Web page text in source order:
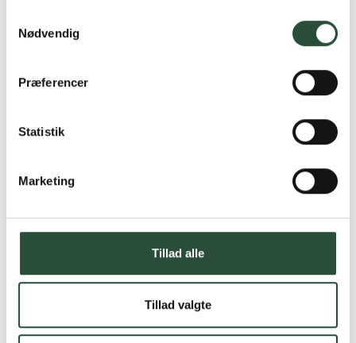
Nødvendig
Præferencer
Statistik
Marketing
Tillad alle
Tillad valgte